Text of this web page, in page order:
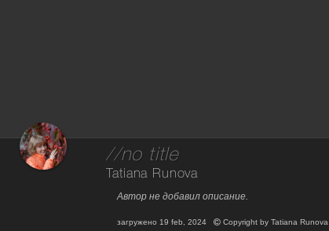
//no title
Tatiana Runova
Автор не добавил описание.
загружено19 feb, 2024 Copyright byTatiana Runova